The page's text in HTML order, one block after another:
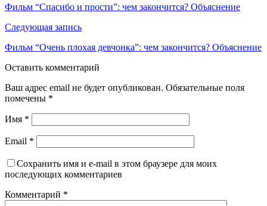
Фильм “Спасибо и прости”: чем закончится? Объяснение
Следующая запись
Фильм “Очень плохая девчонка”: чем закончится? Объяснение
Оставить комментарий
Ваш адрес email не будет опубликован. Обязательные поля
помечены *
Имя *
Email *
Сохранить имя и e-mail в этом браузере для моих
последующих комментариев
Комментарий *